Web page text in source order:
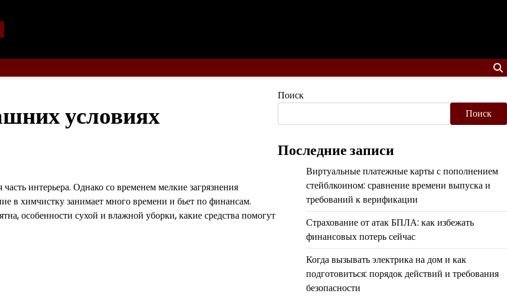
условиях
интерьера. Однако со временем мелкие загрязнения
в химчистку занимает много времени и бьет по финансам.
особенности сухой и влажной уборки, какие средства помогут
Поиск
Поиск
Последние записи
Виртуальные платежные карты с пополнением
стейблкоином: сравнение времени выпуска и
требований к верификации
Страхование от атак БПЛА: как избежать
финансовых потерь сейчас
Когда вызывать электрика на дом и как
подготовиться: порядок действий и требования
безопасности